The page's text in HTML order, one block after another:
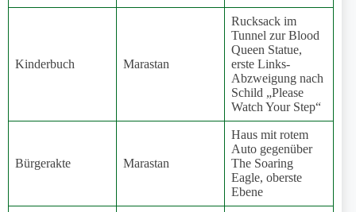
Kinderbuch Marastan
Rucksack im
Tunnel zur Blood
Queen Statue,
erste Links-
Abzweigung nach
Schild „Please
Watch Your Step“
Bürgerakte Marastan
Haus mit rotem
Auto gegenüber
The Soaring
Eagle, oberste
Ebene